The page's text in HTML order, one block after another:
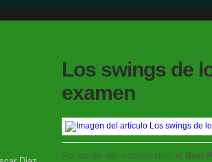
Los swings de
examen
Por quinto año consecutivo, el Best